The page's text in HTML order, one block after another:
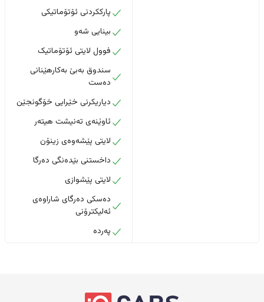
پارککردنی ئۆتۆماتیکی
بینایی شەو
فوول لایتی ئۆتۆماتیک
سندوق بەبێ بەکارهێنانی
دەست
دیاریکرنی خێرایی خۆگونجێن
ئاوێنەی تەنیشت هیتەر
لایتی پێشەوەی زینۆن
داخستنى بێدەنگى دەرگا
لایتی پێشوازی
دەسکی دەرگای شاراوەی
ئەلیکترۆنی
پەردە